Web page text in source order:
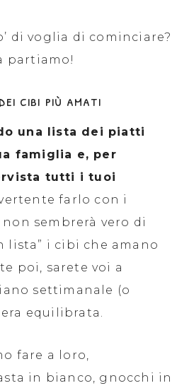
di voglia di cominciare?
partiamo!
cibi più amati
una lista dei piatti
famiglia e, per
tutti i tuoi
farlo con i
sembrerà vero di
lista” i cibi che amano
poi, sarete voi a
settimanale (o
equilibrata.
fare a loro,
in bianco, gnocchi in